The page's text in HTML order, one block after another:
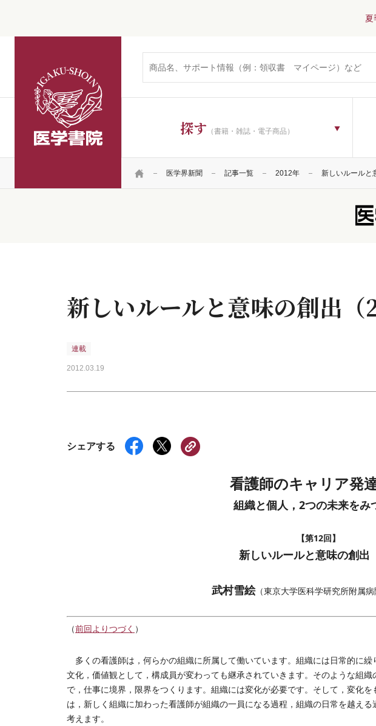
夏
探す （書籍・雑誌・電子商品）
HOME 医学界新聞 記事一覧 2012年 新しいルールと
新しいルールと意味の創出（
連載
2012.03.19
シェアする
看護師のキャリア発
組織と個人，2つの未来をみ
【第12回】
新しいルールと意味の創出
武村雪絵（東京大学医科学研究所附属病
（前回よりつづく ）
多くの看護師は，何らかの組織に所属して働いています。組織には日常的に繰
文化，価値観として，構成員が変わっても継承されていきます。そのような組
で，仕事に境界，限界をつくります。組織には変化が必要です。そして，変化
は，新しく組織に加わった看護師が組織の一員になる過程，組織の日常を越え
考えます。